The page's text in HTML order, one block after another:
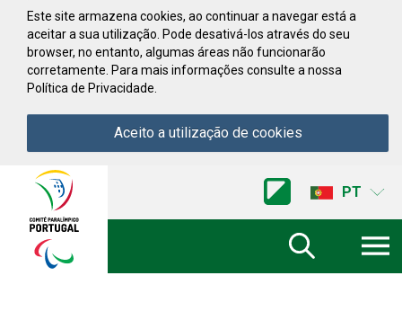
Saltar para conteúdo
Este site armazena cookies, ao continuar a navegar está a
aceitar a sua utilização. Pode desativá-los através do seu
browser, no entanto, algumas áreas não funcionarão
corretamente. Para mais informações consulte a nossa
Política de Privacidade.
Aceito a utilização de cookies
Comite
Paralimpico
Portugal
PT